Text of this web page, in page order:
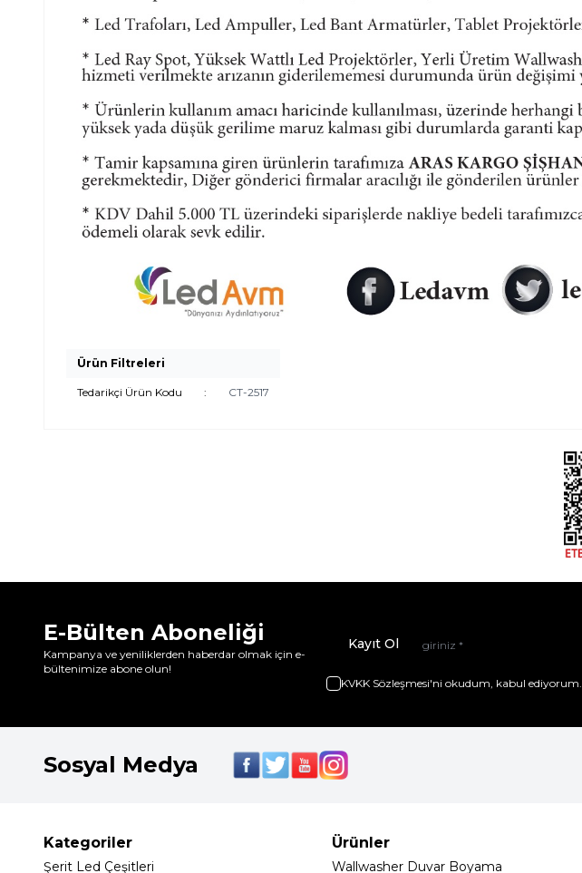
Ürün Filtreleri
Tedarikçi Ürün Kodu : CT-2517
E-Bülten Aboneliği
Kampanya ve yeniliklerden haberdar olmak için e-
bültenimize abone olun!
Kayıt Ol
KVKK Sözleşmesi'ni okudum, kabul ediyorum.
Sosyal Medya
Kategoriler
Şerit Led Çeşitleri
Ürünler
Wallwasher Duvar Boyama